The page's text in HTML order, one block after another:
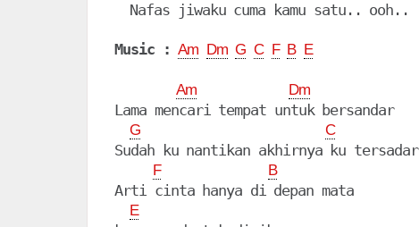
  Nafas jiwaku cuma kamu satu.. ooh..
Music : Am Dm G C F B E
Am Dm
Lama mencari tempat untuk bersandar
G C
Sudah ku nantikan akhirnya ku tersadar
F B
Arti cinta hanya di depan mata
E